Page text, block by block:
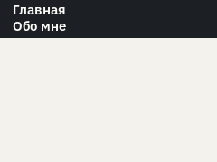
Главная
Обо мне
Персональные данные